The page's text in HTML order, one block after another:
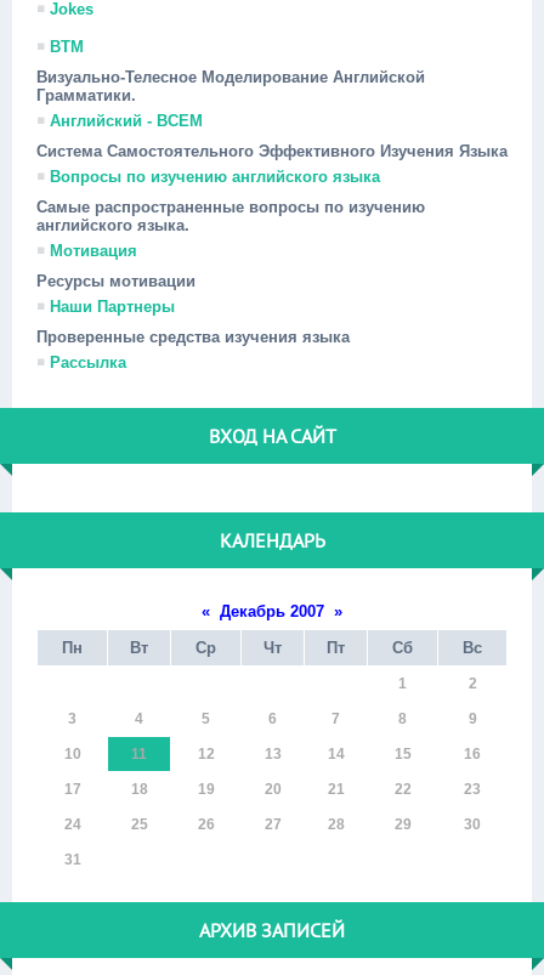
Jokes
ВТМ
Визуально-Телесное Моделирование Английской
Грамматики.
Английский - ВСЕМ
Система Самостоятельного Эффективного Изучения Языка
Вопросы по изучению английского языка
Самые распространенные вопросы по изучению
английского языка.
Мотивация
Ресурсы мотивации
Наши Партнеры
Проверенные средства изучения языка
Рассылка
ВХОД НА САЙТ
КАЛЕНДАРЬ
« Декабрь 2007 »
Пн
Вт Ср Чт Пт Сб Вс
1 2
3 4 5 6 7 8 9
10 11 12 13 14 15 16
17 18 19 20 21 22 23
24 25 26 27 28 29 30
31
АРХИВ ЗАПИСЕЙ